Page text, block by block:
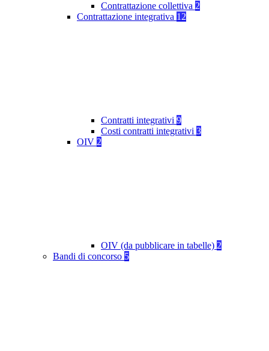
Contrattazione collettiva 2
Contrattazione integrativa 12
Contratti integrativi 9
Costi contratti integrativi 3
OIV 2
OIV (da pubblicare in tabelle) 2
Bandi di concorso 5